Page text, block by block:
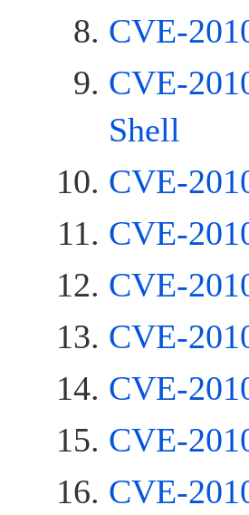
CVE-
CVE-
Shell
CVE-
CVE-
CVE-
CVE-
CVE-
CVE-
CVE-